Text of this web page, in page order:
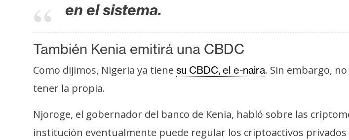
a
c
o
y
P
u
l
i
en el sistema.
También Kenia emitirá una CBDC
Como dijimos, Nigeria ya tiene su CBDC, el e-naira. Sin embargo,
tener la propia.
Njoroge, el gobernador del banco de Kenia, habló sobre las
institución eventualmente puede regular los criptoactivos